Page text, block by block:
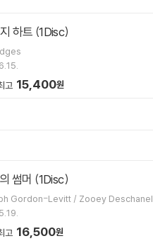
하트 (1Disc)
고 15,400원
썸머 (1Disc)
Marc Webb / Joseph Gordon-Levitt / Zooey Deschanel
고 16,500원